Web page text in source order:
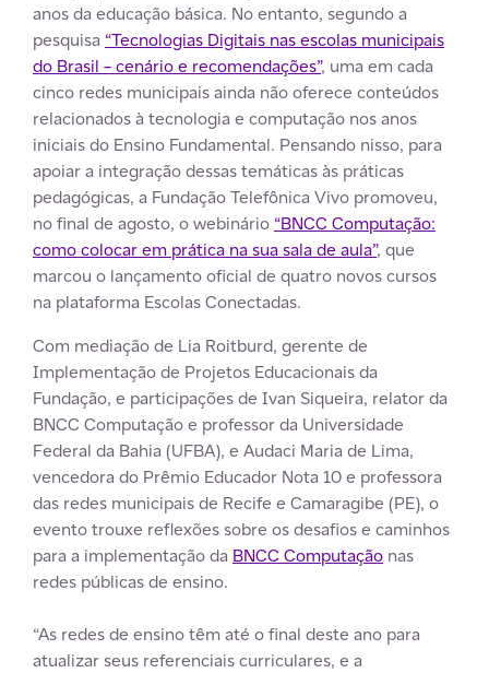
anos da educação básica. No entanto, segundo a
pesquisa “Tecnologias Digitais nas escolas municipais
do Brasil – cenário e recomendações”, uma em cada
cinco redes municipais ainda não oferece conteúdos
relacionados à tecnologia e computação nos anos
iniciais do Ensino Fundamental. Pensando nisso, para
apoiar a integração dessas temáticas às práticas
pedagógicas, a Fundação Telefônica Vivo promoveu,
no final de agosto, o webinário “BNCC Computação:
como colocar em prática na sua sala de aula”, que
marcou o lançamento oficial de quatro novos cursos
na plataforma Escolas Conectadas.
Com mediação de Lia Roitburd, gerente de
Implementação de Projetos Educacionais da
Fundação, e participações de Ivan Siqueira, relator da
BNCC Computação e professor da Universidade
Federal da Bahia (UFBA), e Audaci Maria de Lima,
vencedora do Prêmio Educador Nota 10 e professora
das redes municipais de Recife e Camaragibe (PE), o
evento trouxe reflexões sobre os desafios e caminhos
para a implementação da BNCC Computação nas
redes públicas de ensino.
“As redes de ensino têm até o final deste ano para
atualizar seus referenciais curriculares, e a